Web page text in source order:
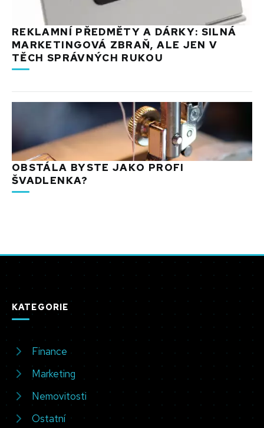
REKLAMNÍ PŘEDMĚTY A DÁRKY: SILNÁ
MARKETINGOVÁ ZBRAŇ, ALE JEN V
TĚCH SPRÁVNÝCH RUKOU
OBSTÁLA BYSTE JAKO PROFI
ŠVADLENKA?
KATEGORIE
Finance
Marketing
Nemovitosti
Ostatní